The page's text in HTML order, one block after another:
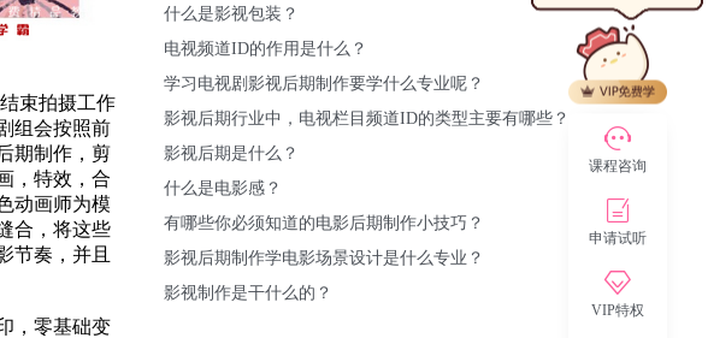
束拍摄工作
组会按照前
期制作，剪
，特效，合
动画师为模
合，将这些
节奏，并且
，零基础变
什么是影视包装？
电视频道ID的作用是什么？
学习电视剧影视后期制作要学什么专业呢？
影视后期行业中，电视栏目频道ID的类型主要有哪些？
影视后期是什么？
什么是电影感？
有哪些你必须知道的电影后期制作小技巧？
影视后期制作学电影场景设计是什么专业？
影视制作是干什么的？
课程咨询
申请试听
VIP特权